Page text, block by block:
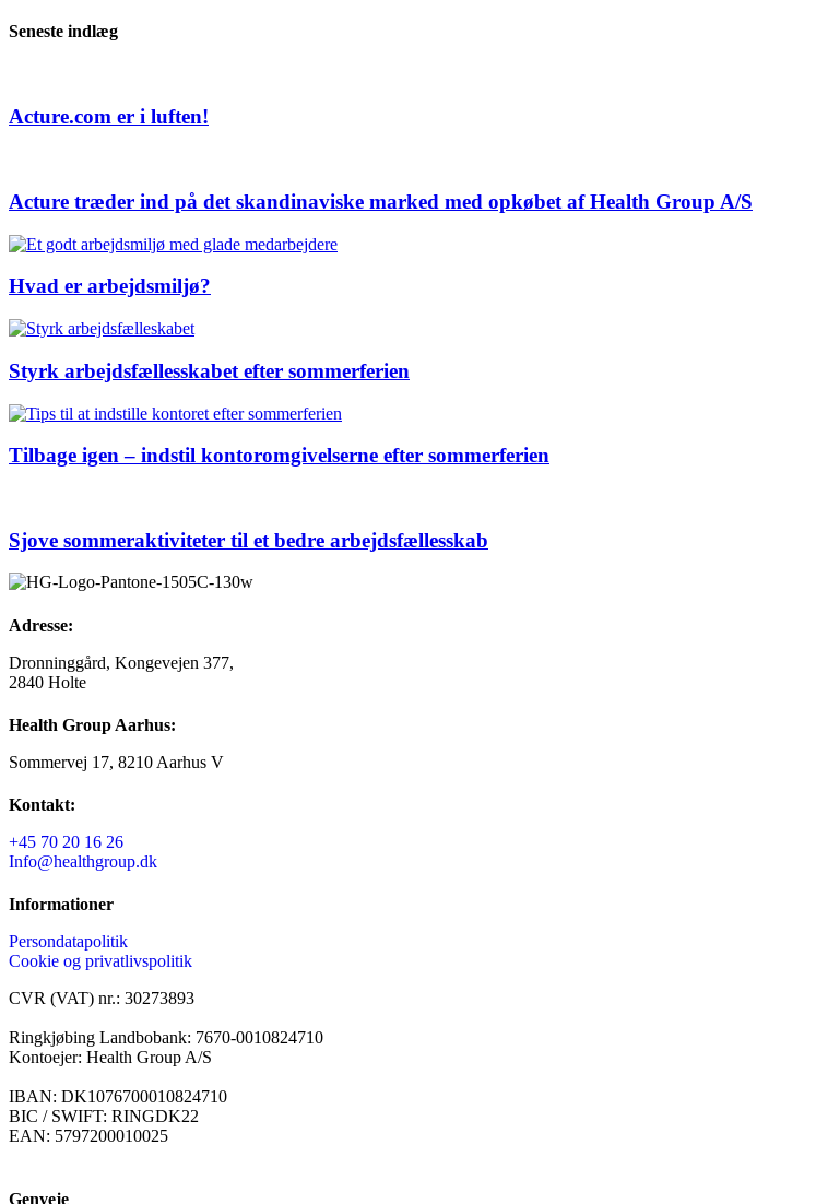
Seneste indlæg
Acture.com er i luften!
Acture træder ind på det skandinaviske marked med opkøbet af Health Group A/S
Hvad er arbejdsmiljø?
Styrk arbejdsfællesskabet efter sommerferien
Tilbage igen – indstil kontoromgivelserne efter sommerferien
Sjove sommeraktiviteter til et bedre arbejdsfællesskab
Adresse:
Dronninggård, Kongevejen 377,
2840 Holte
Health Group Aarhus:
Sommervej 17, 8210 Aarhus V
Kontakt:
+45 70 20 16 26
Info@healthgroup.dk
Informationer
Persondatapolitik
Cookie og privatlivspolitik
CVR (VAT) nr.: 30273893
Ringkjøbing Landbobank: 7670-0010824710
Kontoejer: Health Group A/S
IBAN: DK1076700010824710
BIC / SWIFT: RINGDK22
EAN: 5797200010025
Genveje